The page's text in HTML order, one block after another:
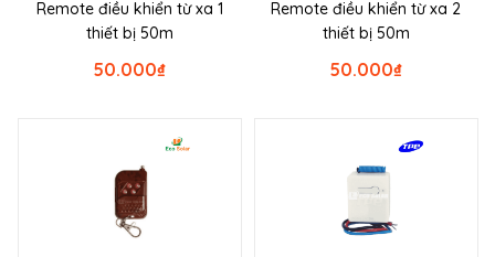
Remote điều khiển từ xa 1
thiết bị 50m
₫
50.000
Remote điều khiển từ xa 2
thiết bị 50m
₫
50.000